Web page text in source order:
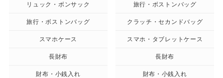
リュック・ボンサック
旅行・ボストンバッグ
スマホケース
長財布
財布・小銭入れ
旅行・ボストンバッグ
クラッチ・セカンドバッグ
スマホ・タブレットケース
長財布
財布・小銭入れ